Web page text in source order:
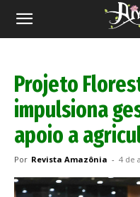
Revista
Projeto
impulsiona
apoio a
Por Revista Amazônia - 4 de